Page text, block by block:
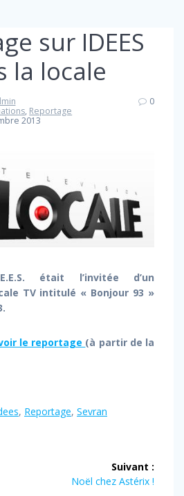
sur IDEES
la locale
, Reportage
2013
0
était l’invitée d’un
TV intitulé « Bonjour 93 »
le reportage (à partir de la
, Reportage, Sevran
Suivant :
Article
Noël chez Astérix !